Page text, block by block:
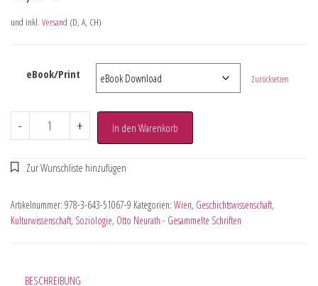
und inkl. Versand (D, A, CH)
eBook/Print Zurücksetzen
- + In den Warenkorb
Artikelnummer: 978-3-643-51067-9 Kategorien: Wien, Geschichtswissenschaft,
Kulturwissenschaft, Soziologie, Otto Neurath - Gesammelte Schriften
BESCHREIBUNG